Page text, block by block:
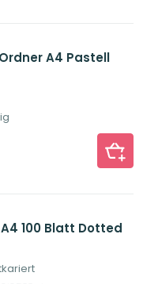
Ordner A4 Pastell
100 Blatt Dotted